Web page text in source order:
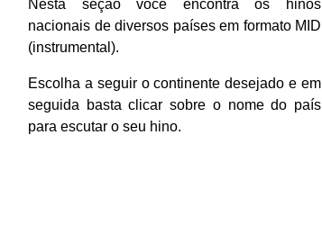
Nesta seção você encontra os hinos
nacionais de diversos países em formato MID
(instrumental).
Escolha a seguir o continente desejado e em
seguida basta clicar sobre o nome do país
para escutar o seu hino.